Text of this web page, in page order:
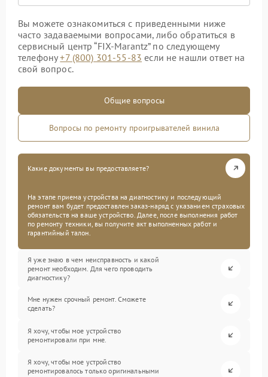
Вы можете ознакомиться с приведенными ниже
часто задаваемыми вопросами, либо обратиться в
сервисный центр “FIX-Marantz” по следующему
телефону+7 (800) 301-55-83 если не нашли ответ на
свой вопрос.
Общие вопросы
Вопросы по ремонту проигрывателей винила
Какие документы вы предоставляете?
На этапе приема устройства на диагностику и последующий
ремонт вам будет предоставлен заказ-наряд с указанием страховых
обязательств на ваше устройство. Далее, после выполнения работ
по ремонту техники, вы получите акт выполненных работ и
гарантийный талон.
Я уже знаю в чем неисправность и какой
ремонт необходим. Для чего проводить
диагностику?
Мне нужен срочный ремонт. Сможете
сделать?
Я хочу, чтобы мое устройство
ремонтировали при мне.
Я хочу, чтобы мое устройство
ремонтировалось только оригинальными